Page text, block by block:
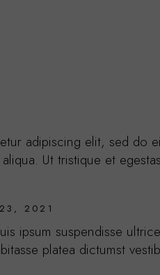
adipiscing elit, sed do
Ut tristique et
23, 2021
ipsum suspendisse
platea dictumst